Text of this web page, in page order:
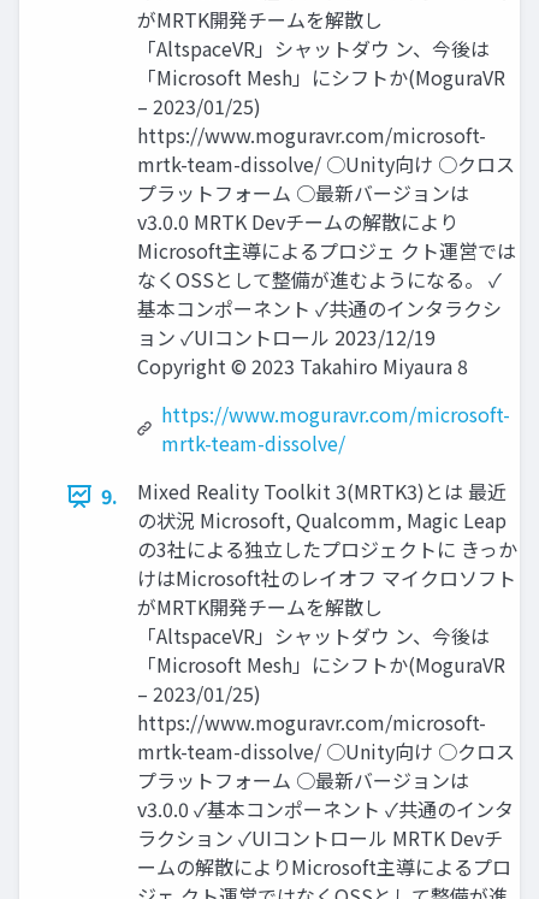
がMRTK開発チームを解散し
「AltspaceVR」シャットダウ ン、今後は
「Microsoft Mesh」にシフトか(MoguraVR
– 2023/01/25)
https://www.moguravr.com/microsoft-
mrtk-team-dissolve/ ○Unity向け ○クロス
プラットフォーム ○最新バージョンは
v3.0.0 MRTK Devチームの解散により
Microsoft主導によるプロジェ クト運営では
なくOSSとして整備が進むようになる。 ✓
基本コンポーネント ✓共通のインタラクシ
ョン ✓UIコントロール 2023/12/19
Copyright © 2023 Takahiro Miyaura 8
https://www.moguravr.com/microsoft-
mrtk-team-dissolve/
9.
Mixed Reality Toolkit 3(MRTK3)とは 最近
の状況 Microsoft, Qualcomm, Magic Leap
の3社による独立したプロジェクトに きっか
けはMicrosoft社のレイオフ マイクロソフト
がMRTK開発チームを解散し
「AltspaceVR」シャットダウ ン、今後は
「Microsoft Mesh」にシフトか(MoguraVR
– 2023/01/25)
https://www.moguravr.com/microsoft-
mrtk-team-dissolve/ ○Unity向け ○クロス
プラットフォーム ○最新バージョンは
v3.0.0 ✓基本コンポーネント ✓共通のインタ
ラクション ✓UIコントロール MRTK Devチ
ームの解散によりMicrosoft主導によるプロ